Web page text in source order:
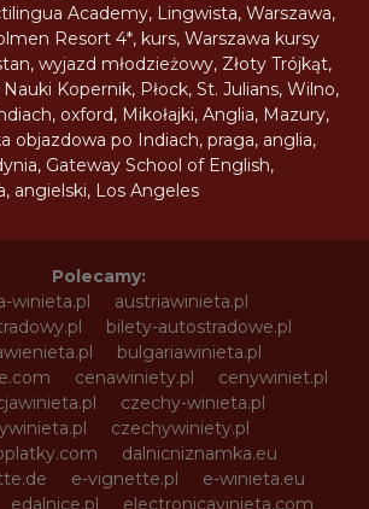
Academy, Lingwista,Warszawa,
Resort 4*, kurs,Warszawa kursy
,wyjazd młodzieżowy, Złoty Trójkąt,
Kopernik, Płock,St. Julians,Wilno,
, oxford, Mikołajki,Anglia, Mazury,
objazdowa po Indiach,praga, anglia,
, Gateway School of English,
, angielski, Los Angeles
Polecamy:
winieta.pl
austriawinieta.pl
bilety-autostradowe.pl
bulgariawinieta.pl
cenawiniety.pl
cenywiniet.pl
czechy-winieta.pl
czechywiniety.pl
dalnicniznamka.eu
e-vignette.pl
e-winieta.eu
edalnice.pl
electronicavinieta.com